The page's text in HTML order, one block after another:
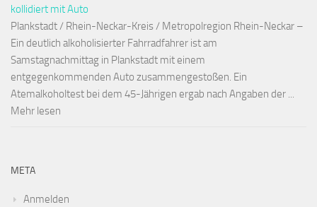
kollidiert mit Auto
Plankstadt / Rhein-Neckar-Kreis / Metropolregion Rhein-Neckar –
Ein deutlich alkoholisierter Fahrradfahrer ist am
Samstagnachmittag in Plankstadt mit einem
entgegenkommenden Auto zusammengestoßen. Ein
Atemalkoholtest bei dem 45-Jährigen ergab nach Angaben der ...
Mehr lesen
META
Anmelden